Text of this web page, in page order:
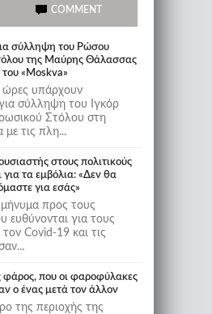
COMMENT
σύλληψη του Ρώσου
της Mαύρης Θάλασσας
«Moskva»
ώρες υπάρχουν
σύλληψη του Ιγκόρ
Στόλου στη
τις πλη...
στους πολιτικούς
για τα εμβόλια: «Δεν θα
για εσάς»
προς τους
ευθύνονται για τους
Covid-19 και τις
που οι φαροφύλακες
ο ένας μετά τον άλλον
της περιοχής της